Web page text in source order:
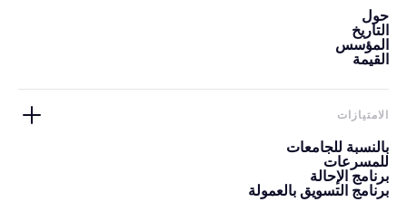
حول
التاريخ
المؤسس
القيمة
الامتيازات
بالنسبة للجامعات
للمسرعات
برنامج الإحالة
برنامج التسويق بالعمولة